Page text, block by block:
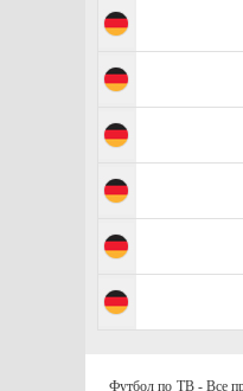
Футбол по ТВ - Все